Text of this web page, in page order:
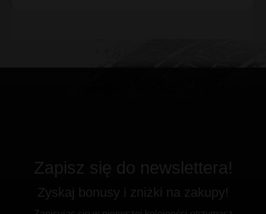
Zapisz się do newslettera!
Zyskaj bonusy i zniżki na zakupy!